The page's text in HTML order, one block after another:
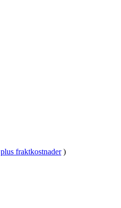
plus fraktkostnader )